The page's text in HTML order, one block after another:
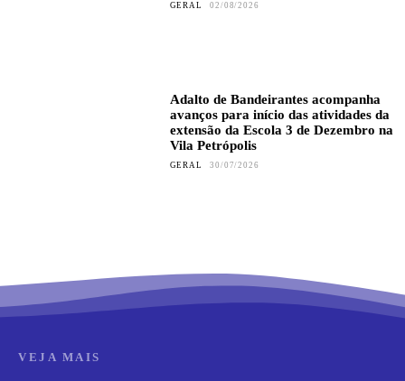
GERAL 02/08/2026
Adalto de Bandeirantes acompanha
avanços para início das atividades da
extensão da Escola 3 de Dezembro na
Vila Petrópolis
GERAL 30/07/2026
VEJA MAIS